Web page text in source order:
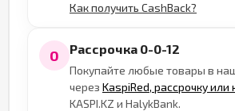
Как получить CashBack?
0 Рассрочка 0-0-12
Покупайте любые товары в
через KaspiRed, рассрочку или
KASPI.KZ и HalykBank.